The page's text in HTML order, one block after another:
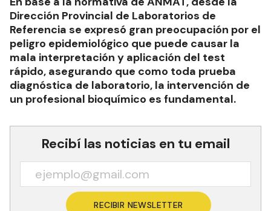
Dirección Provincial de Laboratorios de
Referencia se expresó gran preocupación por el
peligro epidemiológico que puede causar la
mala interpretación y aplicación del test
rápido, asegurando que como toda prueba
diagnóstica de laboratorio, la intervención de
un profesional bioquímico es fundamental.
Recibí las noticias en tu email
RECIBIR NEWSLETTER